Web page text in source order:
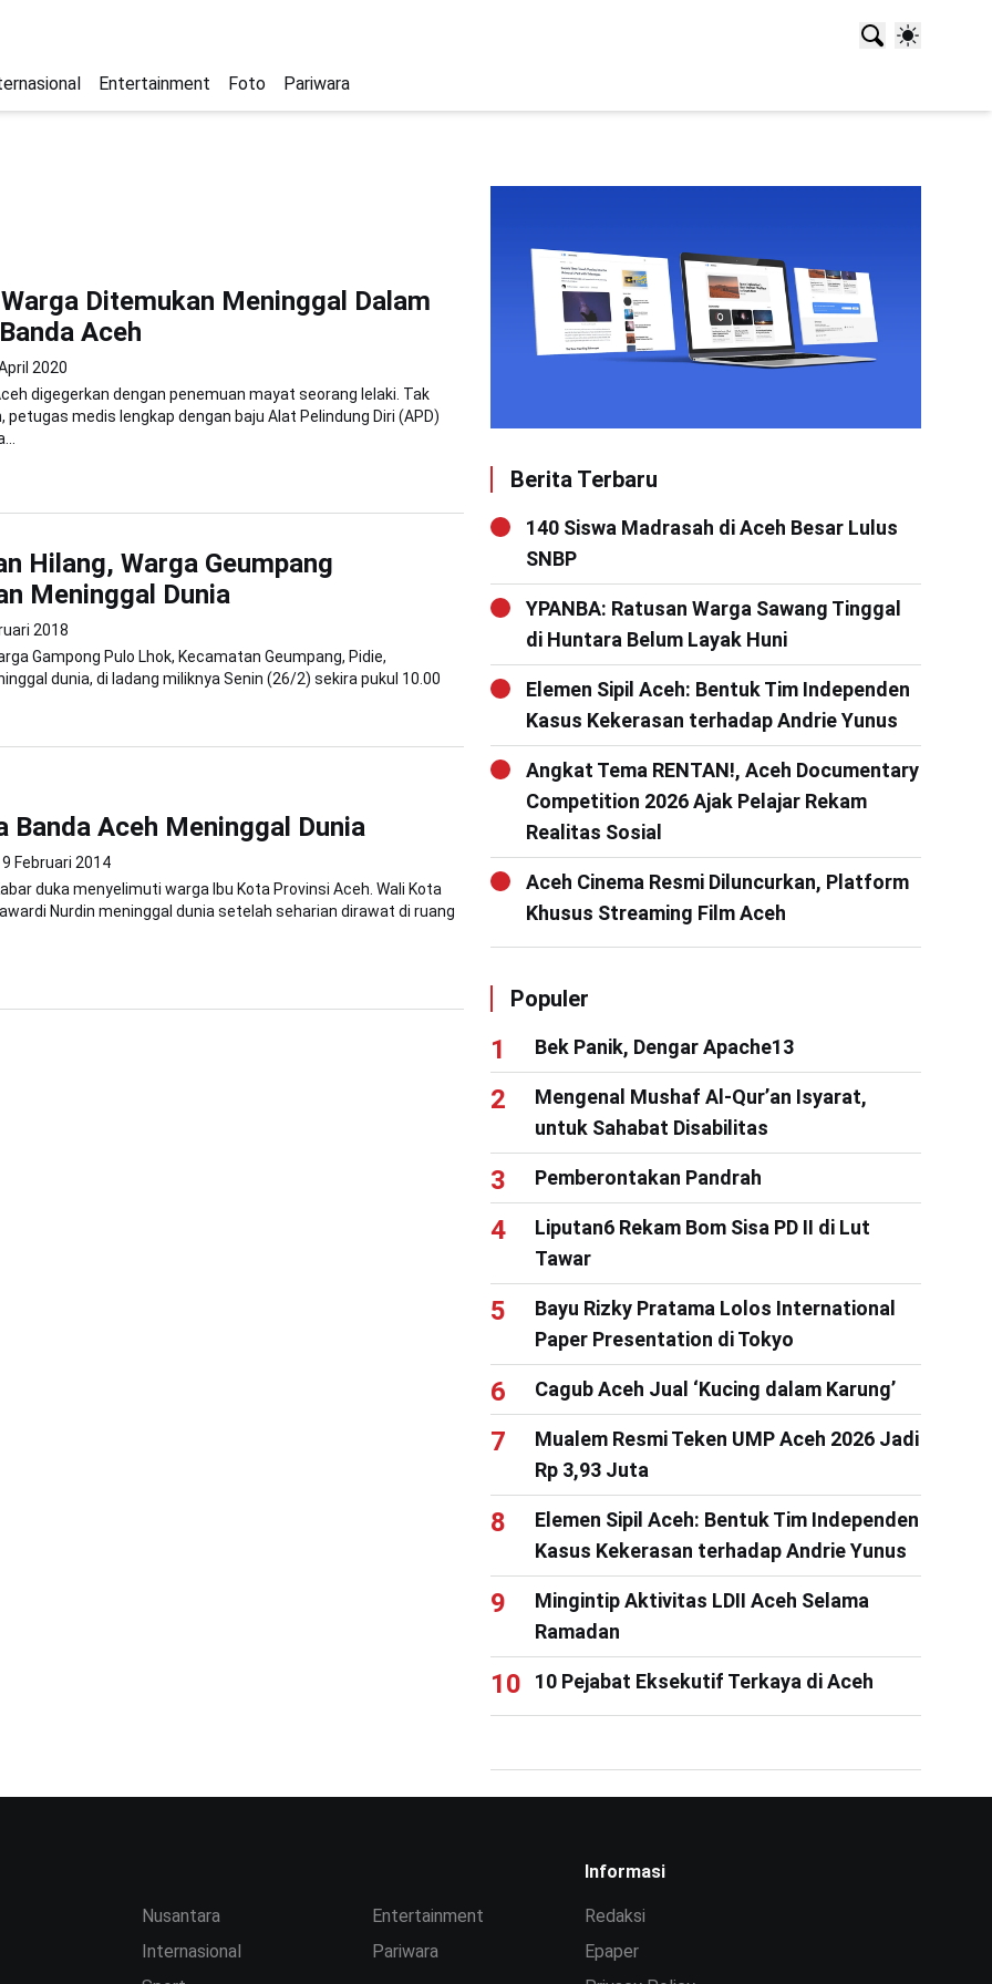
Entertainment Foto Pariwara
Ditemukan Meninggal Dalam
Aceh
2020
digegerkan dengan penemuan mayat seorang lelaki. Tak
petugas medis lengkap dengan baju Alat Pelindung Diri (APD)
Hilang, Warga Geumpang
Meninggal Dunia
2018
Gampong Pulo Lhok, Kecamatan Geumpang, Pidie,
dunia, di ladang miliknya Senin (26/2) sekira pukul 10.00
Banda Aceh Meninggal Dunia
9 Februari 2014
duka menyelimuti warga Ibu Kota Provinsi Aceh. Wali Kota
Nurdin meninggal dunia setelah seharian dirawat di ruang
Berita Terbaru
140 Siswa Madrasah di Aceh Besar Lulus
SNBP
YPANBA: Ratusan Warga Sawang Tinggal
di Huntara Belum Layak Huni
Elemen Sipil Aceh: Bentuk Tim Independen
Kasus Kekerasan terhadap Andrie Yunus
Angkat Tema RENTAN!, Aceh Documentary
Competition 2026 Ajak Pelajar Rekam
Realitas Sosial
Aceh Cinema Resmi Diluncurkan, Platform
Khusus Streaming Film Aceh
Populer
Bek Panik, Dengar Apache13
Mengenal Mushaf Al-Qur’an Isyarat,
untuk Sahabat Disabilitas
Pemberontakan Pandrah
Liputan6 Rekam Bom Sisa PD II di Lut
Tawar
Bayu Rizky Pratama Lolos International
Paper Presentation di Tokyo
Cagub Aceh Jual ‘Kucing dalam Karung’
Mualem Resmi Teken UMP Aceh 2026 Jadi
Rp 3,93 Juta
Elemen Sipil Aceh: Bentuk Tim Independen
Kasus Kekerasan terhadap Andrie Yunus
Mingintip Aktivitas LDII Aceh Selama
Ramadan
10 Pejabat Eksekutif Terkaya di Aceh
Nusantara
Internasional
Entertainment
Pariwara
Informasi
Redaksi
Epaper